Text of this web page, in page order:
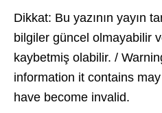
Dikkat: Bu yazının yayın
bilgiler güncel olmayabilir
kaybetmiş olabilir. /
information it contains
have become invalid.